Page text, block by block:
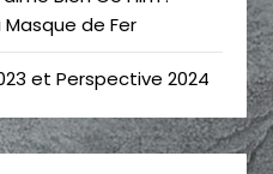
Masque de Fer
et Perspective 2024